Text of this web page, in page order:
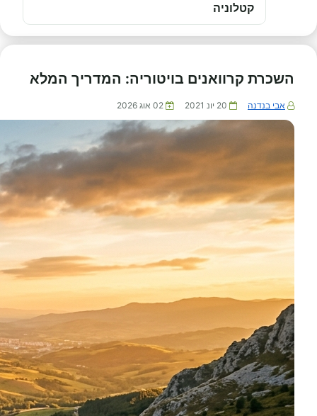
קטלוניה
השכרת קרוואנים בויטוריה: המדריך המלא
אבי בנדנה 20 יונ 2021 02 אוג 2026